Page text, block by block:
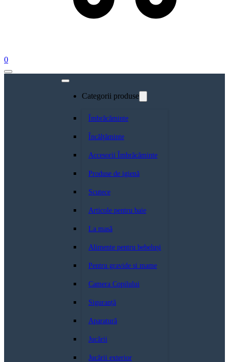
0
Categorii produse
Îmbrăcăminte
Încălțăminte
Accesorii Îmbrăcăminte
Produse de igienă
Scutece
Articole pentru baie
La masă
Alimente pentru bebeluși
Pentru gravide si mame
Camera Copilului
Siguranță
Aparatură
Jucării
Jucării exterior